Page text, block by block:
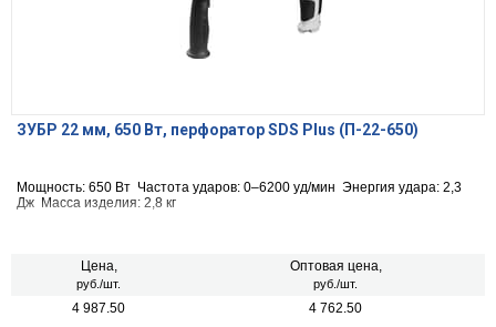
ЗУБР 22 мм, 650 Вт, перфоратор SDS Plus (П-22-650)
Мощность: 650 Вт Частота ударов: 0–6200 уд/мин Энергия удара: 2,3
Дж Масса изделия: 2,8 кг
Цена,
руб./шт.
Оптовая цена,
руб./шт.
4 987.50
4 762.50